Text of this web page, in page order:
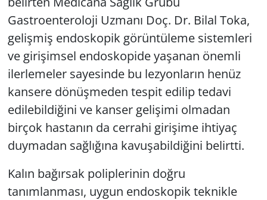
Gastroenteroloji Uzmanı Doç. Dr. Bilal Toka,
gelişmiş endoskopik görüntüleme sistemleri
ve girişimsel endoskopide yaşanan önemli
ilerlemeler sayesinde bu lezyonların henüz
kansere dönüşmeden tespit edilip tedavi
edilebildiğini ve kanser gelişimi olmadan
birçok hastanın da cerrahi girişime ihtiyaç
duymadan sağlığına kavuşabildiğini belirtti.
Kalın bağırsak poliplerinin doğru
tanımlanması, uygun endoskopik teknikle